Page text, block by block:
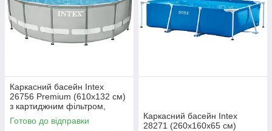
Каркасний басейн Intex
26756 Premium (610х132 см)
з картиджним фільтром,
драбиною, підкладкою і
тентом
Готово до відправки
Каркасний басейн Intex
28271 (260х160х65 см)